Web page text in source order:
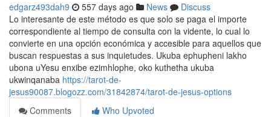
edgarz493dah9 557 days ago News
Discuss
Lo interesante de este método es que solo se paga el importe
correspondiente al tiempo de consulta con la vidente, lo cual lo
convierte en una opción económica y accesible para aquellos que
buscan respuestas a sus inquietudes. Ukuba ephupheni lakho
ubona uYesu enxibe ezimhlophe, oko kuthetha ukuba
ukwinqanaba https://tarot-de-
jesus90087.blogozz.com/31842874/tarot-de-jesus-options
Comments
Who Upvoted